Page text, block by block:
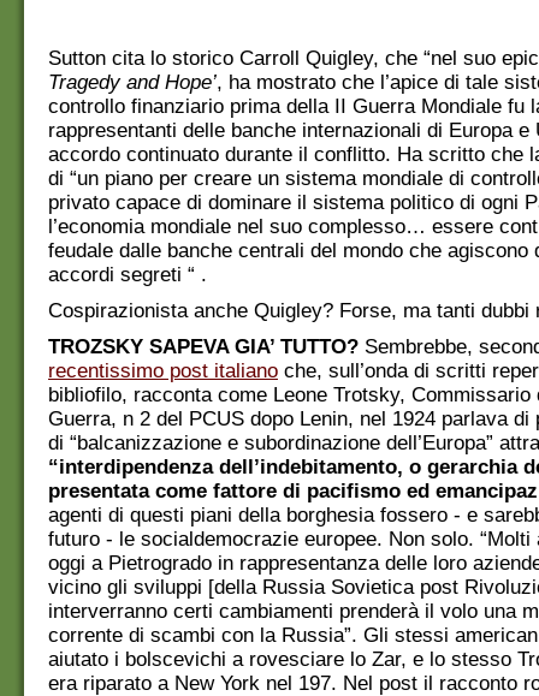
Sutton cita lo storico Carroll Quigley, che “nel suo
Tragedy and Hope’, ha mostrato che l’apice di tale
controllo finanziario prima della II Guerra Mondiale fu
rappresentanti delle banche internazionali di Europa e
accordo continuato durante il conflitto. Ha scritto che
di “un piano per creare un sistema mondiale di
privato capace di dominare il sistema politico di ogni
l’economia mondiale nel suo complesso… essere
feudale dalle banche centrali del mondo che agiscono
accordi segreti “ .
Cospirazionista anche Quigley? Forse, ma tanti dubbi
TROZSKY SAPEVA GIA’ TUTTO? Sembrebbe,
recentissimo post italiano che, sull’onda di scritti
bibliofilo, racconta come Leone Trotsky, Commissario
Guerra, n 2 del PCUS dopo Lenin, nel 1924 parlava di
di “balcanizzazione e subordinazione dell’Europa”
“interdipendenza dell’indebitamento, o gerarchia
presentata come fattore di pacifismo ed
agenti di questi piani della borghesia fossero - e
futuro - le socialdemocrazie europee. Non solo. “Molti
oggi a Pietrogrado in rappresentanza delle loro
vicino gli sviluppi [della Russia Sovietica post
interverranno certi cambiamenti prenderà il volo una
corrente di scambi con la Russia”. Gli stessi
aiutato i bolscevichi a rovesciare lo Zar, e lo stesso
era riparato a New York nel 197. Nel post il racconto